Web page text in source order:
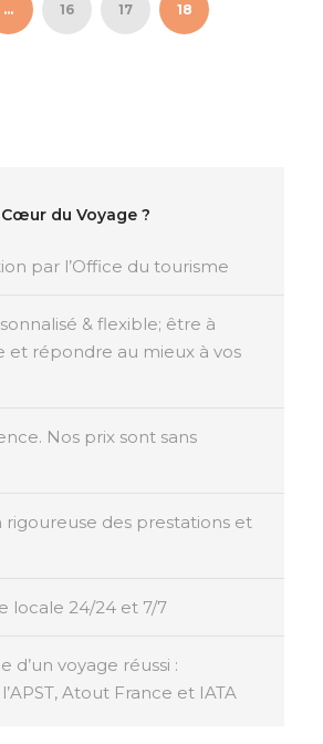
… 16 17 18
du Voyage ?
par l’Office du tourisme
& flexible; être à
et répondre au mieux à vos
Nos prix sont sans
rigoureuse des prestations et
locale 24/24 et 7/7
d’un voyage réussi :
Atout France et IATA